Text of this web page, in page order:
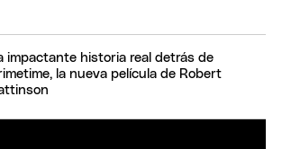
impactante historia real detrás de
la nueva película de Robert